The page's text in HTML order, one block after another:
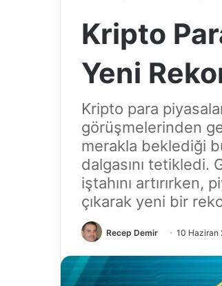
Kripto
Yeni
Kripto para
görüşmelerinden
merakla beklediği
dalgasını tetikledi.
iştahını artırırken,
çıkarak yeni bir
Recep Demir 10 Haziran